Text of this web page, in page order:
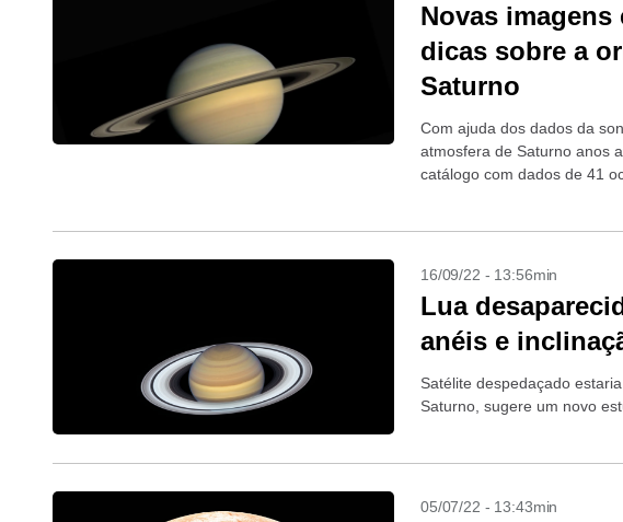
Novas imagens
dicas sobre a
Saturno
Com ajuda dos dados da
atmosfera de Saturno anos
catálogo com dados de 41
16/09/22 - 13:56min
Lua
anéis e
Satélite despedaçado
Saturno, sugere um novo
05/07/22 - 13:43min